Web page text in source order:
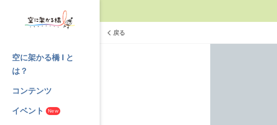
空に架かる橋 I と
は？
コンテンツ
イベント
New
戻る